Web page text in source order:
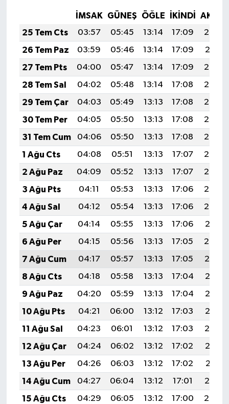
İMSAK GÜNEŞ ÖĞLE İKINDI
25 Tem Cts
03:57 05:45 13:14 17:09
20:32
26 Tem Paz
03:59 05:46 13:14 17:09
20:31
27 Tem Pts
04:00 05:47 13:14 17:09
20:30
28 Tem Sal
04:02 05:48 13:14 17:08
20:29
29 Tem Çar
04:03 05:49 13:13 17:08
20:28
30 Tem Per
04:05 05:50 13:13 17:08
20:27
31 Tem Cum
04:06 05:50 13:13 17:08
20:26
1 Ağu Cts
04:08 05:51 13:13 17:07
20:25
2 Ağu Paz
04:09 05:52 13:13 17:07
20:24
3 Ağu Pts
04:11 05:53 13:13 17:06
20:23
4 Ağu Sal
04:12 05:54 13:13 17:06
20:22
5 Ağu Çar
04:14 05:55 13:13 17:06
20:21
6 Ağu Per
04:15 05:56 13:13 17:05
20:20
7 Ağu Cum
04:17 05:57 13:13 17:05
20:19
8 Ağu Cts
04:18 05:58 13:13 17:04
20:17
9 Ağu Paz
04:20 05:59 13:13 17:04
20:16
10 Ağu Pts
04:21 06:00 13:12 17:03
20:15
11 Ağu Sal
04:23 06:01 13:12 17:03
20:14
12 Ağu Çar
04:24 06:02 13:12 17:02
20:12
13 Ağu Per
04:26 06:03 13:12 17:02
20:11
14 Ağu Cum
04:27 06:04 13:12 17:01
20:10
15 Ağu Cts
04:29 06:05 13:12 17:00
20:08